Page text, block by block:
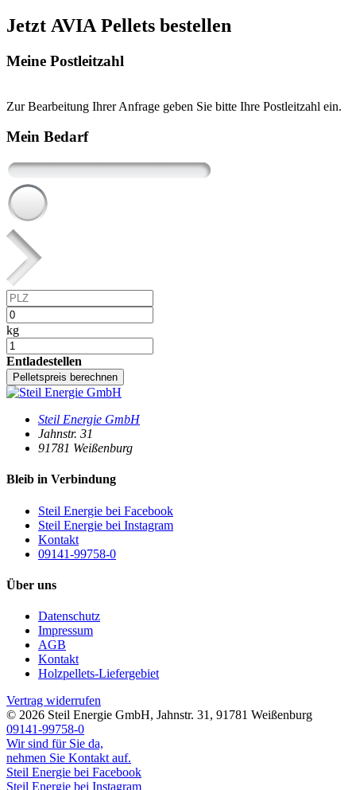
Jetzt AVIA Pellets bestellen
Meine Postleitzahl
Zur Bearbeitung Ihrer Anfrage geben Sie bitte Ihre Postleitzahl ein.
Mein Bedarf
kg
Entladestellen
Pelletspreis berechnen
Steil Energie GmbH
Jahnstr. 31
91781 Weißenburg
Bleib in Verbindung
Steil Energie bei Facebook
Steil Energie bei Instagram
Kontakt
09141-99758-0
Über uns
Datenschutz
Impressum
AGB
Kontakt
Holzpellets-Liefergebiet
Vertrag widerrufen
© 2026 Steil Energie GmbH, Jahnstr. 31 , 91781 Weißenburg
09141-99758-0
Wir sind für Sie da,
nehmen Sie Kontakt auf.
Steil Energie bei Facebook
Steil Energie bei Instagram